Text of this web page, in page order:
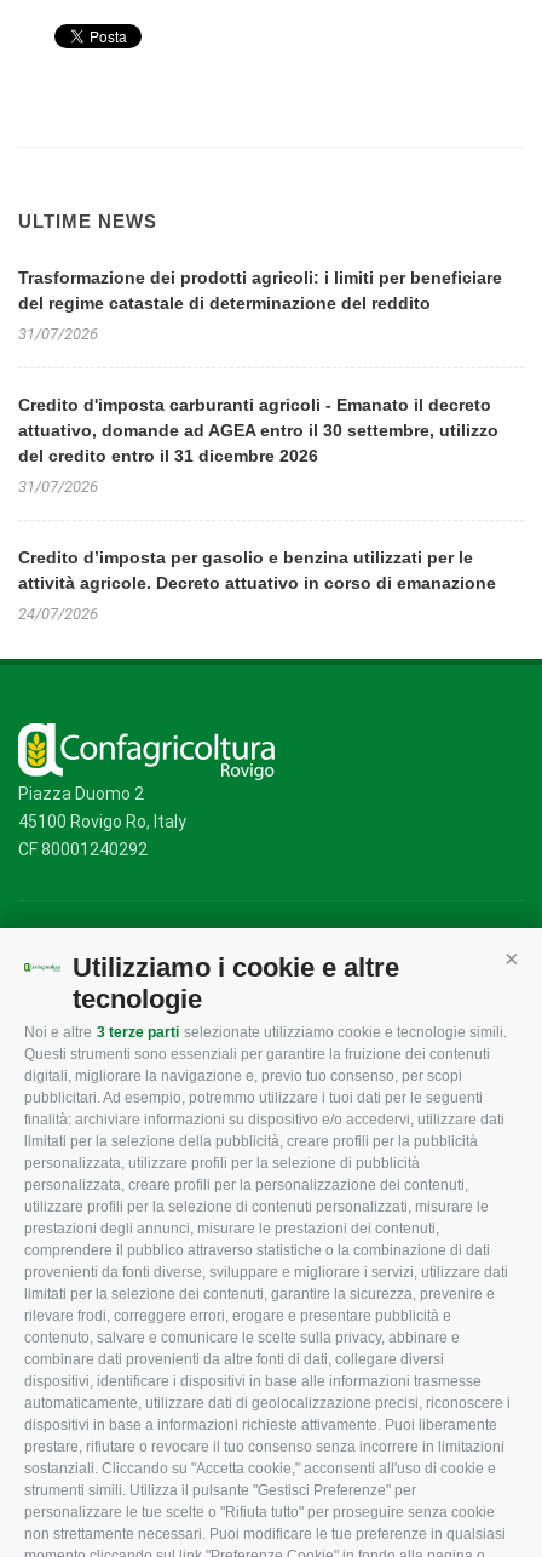
Utilizziamo i cookie e altre
tecnologie
Noi e altre 3 terze parti selezionate utilizziamo cookie e tecnologie simili.
Questi strumenti sono essenziali per garantire la fruizione dei contenuti
digitali, migliorare la navigazione e, previo tuo consenso, per scopi
pubblicitari. Ad esempio, potremmo utilizzare i tuoi dati per le seguenti
finalità: archiviare informazioni su dispositivo e/o accedervi, utilizzare dati
limitati per la selezione della pubblicità, creare profili per la pubblicità
personalizzata, utilizzare profili per la selezione di pubblicità
personalizzata, creare profili per la personalizzazione dei contenuti,
utilizzare profili per la selezione di contenuti personalizzati, misurare le
prestazioni degli annunci, misurare le prestazioni dei contenuti,
comprendere il pubblico attraverso statistiche o la combinazione di dati
provenienti da fonti diverse, sviluppare e migliorare i servizi, utilizzare dati
limitati per la selezione dei contenuti, garantire la sicurezza, prevenire e
rilevare frodi, correggere errori, erogare e presentare pubblicità e
contenuto, salvare e comunicare le scelte sulla privacy, abbinare e
combinare dati provenienti da altre fonti di dati, collegare diversi
dispositivi, identificare i dispositivi in base alle informazioni trasmesse
automaticamente, utilizzare dati di geolocalizzazione precisi, riconoscere i
dispositivi in base a informazioni richieste attivamente. Puoi liberamente
prestare, rifiutare o revocare il tuo consenso senza incorrere in limitazioni
sostanziali. Cliccando su "Accetta cookie," acconsenti all'uso di cookie e
strumenti simili. Utilizza il pulsante "Gestisci Preferenze" per
personalizzare le tue scelte o "Rifiuta tutto" per proseguire senza cookie
non strettamente necessari. Puoi modificare le tue preferenze in qualsiasi
ULTIME NEWS
Trasformazione dei prodotti agricoli: i limiti per beneficiare
del regime catastale di determinazione del reddito
31/07/2026
Credito d'imposta carburanti agricoli - Emanato il decreto
attuativo, domande ad AGEA entro il 30 settembre, utilizzo
del credito entro il 31 dicembre 2026
31/07/2026
Credito d’imposta per gasolio e benzina utilizzati per le
attività agricole. Decreto attuativo in corso di emanazione
24/07/2026
Piazza Duomo 2
45100 Rovigo Ro, Italy
CF 80001240292
CONFAGRICOLTURA
ROVIGO
L'Associazione
Missione e Progetto
Organigramma aziendale
I Nostri Servizi
Uffici della Sede
provinciale
Le Sedi di Zona
Agricoltori S.r.l.
Whistleblowing
Confagricoltura Rovigo e
Agricoltori srl
CONFAGRICOLTURA
INFORMA
Tecnico
Fiscale
Lavoro
Ambiente
Associazione
CONFAGRICOLTURA
ATTIVA
Notizie in evidenza
Eventi
Comunicati Stampa
Video
Iscrizione Newsletter